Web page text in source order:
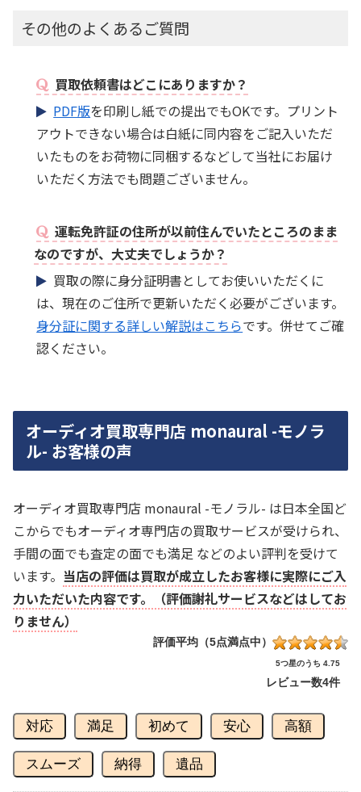
その他のよくあるご質問
買取依頼書はどこにありますか？
PDF版を印刷し紙での提出でもOKです。プリント
アウトできない場合は白紙に同内容をご記入いただ
いたものをお荷物に同梱するなどして当社にお届け
いただく方法でも問題ございません。
運転免許証の住所が以前住んでいたところのまま
なのですが、大丈夫でしょうか？
買取の際に身分証明書としてお使いいただくに
は、現在のご住所で更新いただく必要がございます。
身分証に関する詳しい解説はこちらです。併せてご確
認ください。
オーディオ買取専門店 monaural -モノラ
ル- お客様の声
オーディオ買取専門店 monaural -モノラル- は日本全国ど
こからでもオーディオ専門店の買取サービスが受けられ、
手間の面でも査定の面でも満足 などのよい評判を受けて
います。 当店の評価は買取が成立したお客様に実際にご入
力いただいた内容です。（評価謝礼サービスなどはしてお
りません）
評価平均（5点満点中）
5つ星のうち 4.75
レビュー数4件
対応 満足 初めて 安心 高額
スムーズ 納得 遺品